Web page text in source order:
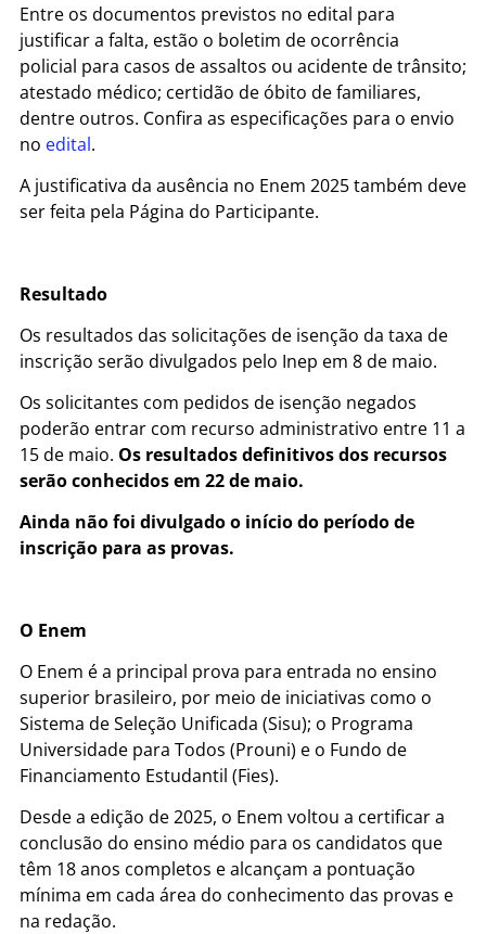
Entre os documentos previstos no edital para
justificar a falta, estão o boletim de ocorrência
policial para casos de assaltos ou acidente de trânsito;
atestado médico; certidão de óbito de familiares,
dentre outros. Confira as especificações para o envio
no edital.
A justificativa da ausência no Enem 2025 também deve
ser feita pela Página do Participante.
Resultado
Os resultados das solicitações de isenção da taxa de
inscrição serão divulgados pelo Inep em 8 de maio.
Os solicitantes com pedidos de isenção negados
poderão entrar com recurso administrativo entre 11 a
15 de maio. Os resultados definitivos dos recursos
serão conhecidos em 22 de maio.
Ainda não foi divulgado o início do período de
inscrição para as provas.
O Enem
O Enem é a principal prova para entrada no ensino
superior brasileiro, por meio de iniciativas como o
Sistema de Seleção Unificada (Sisu); o Programa
Universidade para Todos (Prouni) e o Fundo de
Financiamento Estudantil (Fies).
Desde a edição de 2025, o Enem voltou a certificar a
conclusão do ensino médio para os candidatos que
têm 18 anos completos e alcançam a pontuação
mínima em cada área do conhecimento das provas e
na redação.